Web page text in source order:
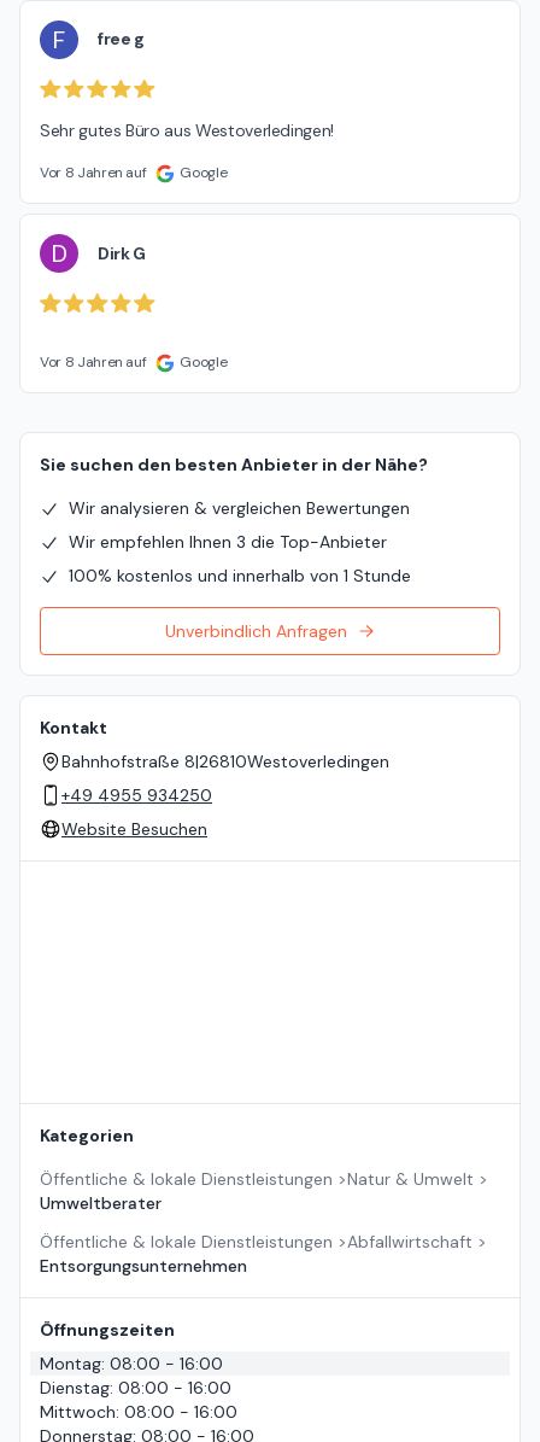
F free g
Sehr gutes Büro aus Westoverledingen!
Vor 8 Jahren auf Google
D Dirk G
Vor 8 Jahren auf Google
Sie suchen den besten Anbieter in der Nähe?
Wir analysieren & vergleichen Bewertungen
Wir empfehlen Ihnen 3 die Top-Anbieter
100% kostenlos und innerhalb von 1 Stunde
Unverbindlich Anfragen
Kontakt
Bahnhofstraße 8|26810Westoverledingen
+49 4955 934250
Website Besuchen
Kategorien
Öffentliche & lokale Dienstleistungen >Natur & Umwelt >
Umweltberater
Öffentliche & lokale Dienstleistungen >Abfallwirtschaft >
Entsorgungsunternehmen
Öffnungszeiten
Montag: 08:00 - 16:00
Dienstag: 08:00 - 16:00
Mittwoch: 08:00 - 16:00
Donnerstag: 08:00 - 16:00